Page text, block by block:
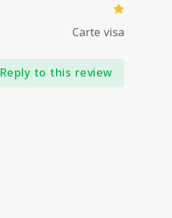
Carte visa
Reply to this review